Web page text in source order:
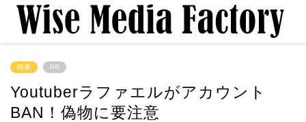
時事 PR
Youtuberラファエルがアカウント
BAN！偽物に要注意